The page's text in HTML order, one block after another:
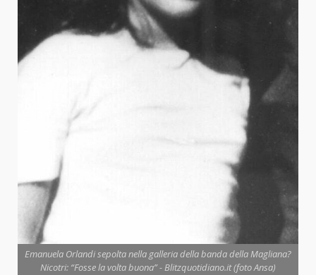
Emanuela Orlandi sepolta nella galleria della banda della Magliana?
Nicotri: “Fosse la volta buona” - Blitzquotidiano.it (foto Ansa)